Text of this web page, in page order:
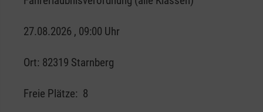
27.08.2026 , 09:00 Uhr
Ort: 82319 Starnberg
Freie Plätze: 8